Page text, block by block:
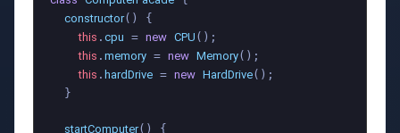
constructor( ) {
this . cpu = new CPU ();
this . memory = new Memory();
this . hardDrive = new HardDrive();
  }
( ) {